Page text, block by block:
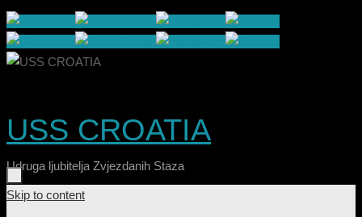
USS CROATIA
Udruga ljubitelja Zvjezdanih Staza
Skip to content